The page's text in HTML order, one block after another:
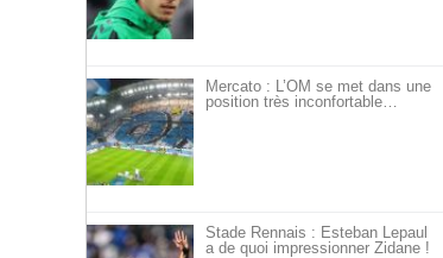
Mercato : L’OM se met dans une
position très inconfortable…
Stade Rennais : Esteban Lepaul
a de quoi impressionner Zidane !